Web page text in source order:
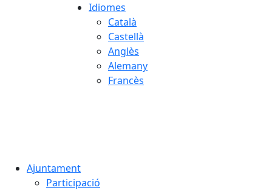
Idiomes
Català
Castellà
Anglès
Alemany
Francès
Ajuntament
Participació